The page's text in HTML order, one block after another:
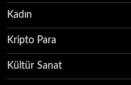
Kadın
Kripto Para
Kültür Sanat